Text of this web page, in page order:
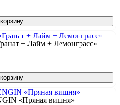
+ Лайм + Лемонграсс»
«Пряная вишня»